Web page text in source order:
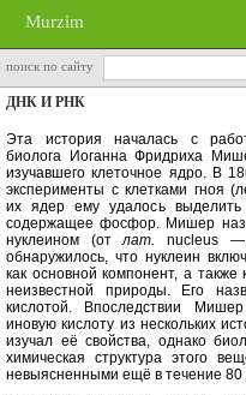
Murzim
поиск по сайту
ДНК И РНК
Эта история началась с
биолога Иоганна Фридри­ха
изучавшего клеточное ядро. В
эксперименты с клетками гноя
их ядер ему уда­лось выделить
содер­жащее фосфор. Мишер
нуклеином (от лат.nucleus —
обнаружилось, что нуклеин
как основной компонент, а также
неизвестной природы. Его
кислотой. Впоследствии
иновую кислоту из нескольких
изучал её свойства, однако
хими­ческая структура этого
невыясненными ещё в тече­ние 80